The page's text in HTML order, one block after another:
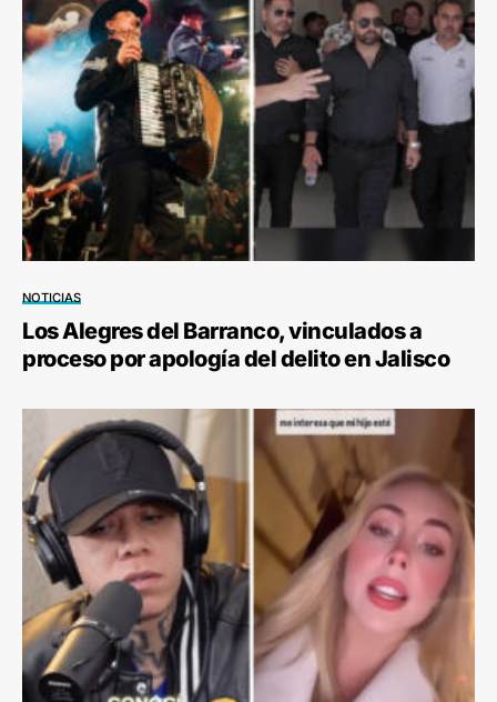
NOTICIAS
Los Alegres del Barranco, vinculados a
proceso por apología del delito en Jalisco